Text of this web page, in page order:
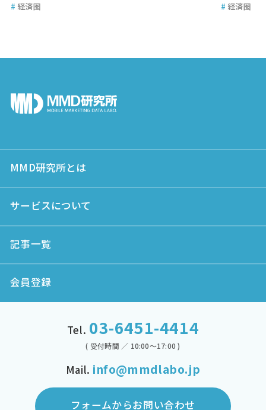
# 経済圏
# 経済圏
MMD研究所とは
サービスについて
記事一覧
会員登録
Tel. 03-6451-4414
( 受付時間 ／ 10:00～17:00 )
Mail. info@mmdlabo.jp
フォームからお問い合わせ